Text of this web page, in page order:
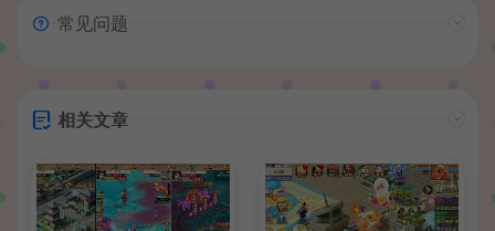
常见问题
相关文章